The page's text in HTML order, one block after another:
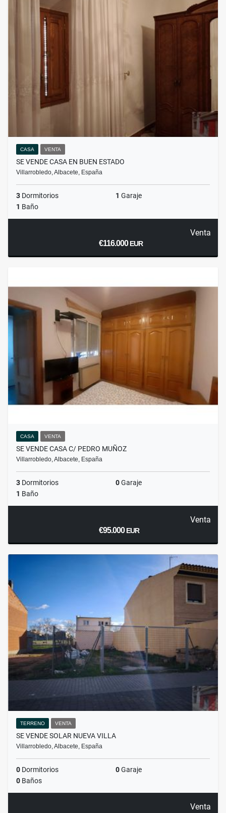
CASA VENTA
SE VENDE CASA EN BUEN ESTADO
Villarrobledo, Albacete, España
3 Dormitorios 1 Garaje
1 Baño
Venta
€116.000EUR
CASA VENTA
SE VENDE CASA C/ PEDRO MUÑOZ
Villarrobledo, Albacete, España
3 Dormitorios 0Garaje
1 Baño
Venta
€95.000EUR
TERRENO VENTA
SE VENDE SOLAR NUEVA VILLA
Villarrobledo, Albacete, España
0 Dormitorios 0Garaje
0 Baños
Venta